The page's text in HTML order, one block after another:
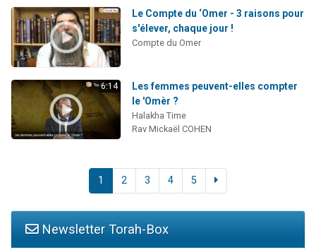
Le Compte du ‘Omer - 3 raisons pour
s'élever, chaque jour !
Compte du Omer
6:14
Les femmes peuvent-elles compter
le 'Omèr ?
Halakha Time
Rav Mickaël COHEN
1 2 3 4 5
Newsletter Torah-Box